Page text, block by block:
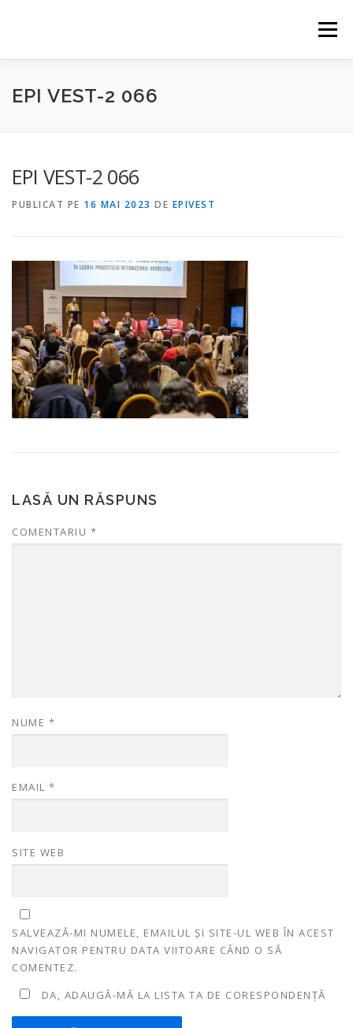
Meniu
HOME EVENIMENTE
EPI VEST-2 066
EPI VEST-2 066
PUBLICAT PE 16 MAI 2023 DE EPIVEST
LASĂ UN RĂSPUNS
COMENTARIU *
NUME *
EMAIL *
SITE WEB
SALVEAZĂ-MI NUMELE, EMAILUL ȘI SITE-UL WEB ÎN ACEST
NAVIGATOR PENTRU DATA VIITOARE CÂND O SĂ
COMENTEZ.
DA, ADAUGĂ-MĂ LA LISTA TA DE CORESPONDENȚĂ